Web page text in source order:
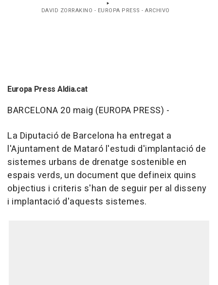
DAVID ZORRAKINO - EUROPA PRESS - ARCHIVO
Europa Press Aldia.cat
BARCELONA 20 maig (EUROPA PRESS) -
La Diputació de Barcelona ha entregat a
l'Ajuntament de Mataró l'estudi d'implantació de
sistemes urbans de drenatge sostenible en
espais verds, un document que defineix quins
objectius i criteris s'han de seguir per al disseny
i implantació d'aquests sistemes.